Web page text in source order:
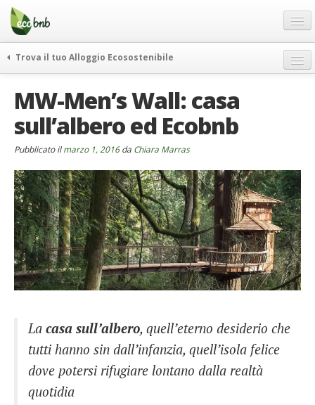
Menu
Salta
contenuto
Offerte Speciali
Regali
FAQ
Chi Siamo
Partner
Contatti
Italiano
German
English
French
Italiano
Trova il tuo Alloggio Ecosostenibile
itinerari
curiosità
vivere e viaggiare verde
ecohotel
rassegna stampa
MW-Men’s Wall: casa
sull’albero ed Ecobnb
Pubblicato ilmarzo 1, 2016da Chiara Marras
La casa sull’albero, quell’eterno desiderio che
tutti hanno sin dall’infanzia, quell’isola felice
dove potersi rifugiare lontano dalla realtà
quotidia